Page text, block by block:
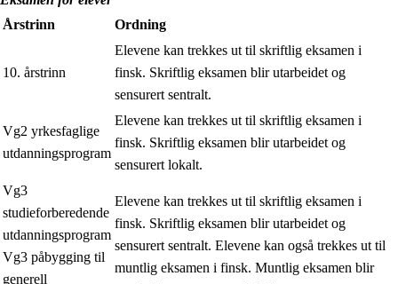
Årstrinn
Ordning
10. årstrinn
Elevene kan trekkes ut til skriftlig eksamen i
finsk. Skriftlig eksamen blir utarbeidet og
sensurert sentralt.
Vg2 yrkesfaglige
utdanningsprogram
Elevene kan trekkes ut til skriftlig eksamen i
finsk. Skriftlig eksamen blir utarbeidet og
sensurert lokalt.
Vg3
studieforberedende
utdanningsprogram
Vg3 påbygging til
generell
Elevene kan trekkes ut til skriftlig eksamen i
finsk. Skriftlig eksamen blir utarbeidet og
sensurert sentralt. Elevene kan også trekkes ut til
muntlig eksamen i finsk. Muntlig eksamen blir